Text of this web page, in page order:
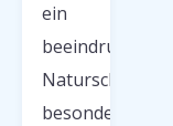
ein
beeindruckendes
Naturschauspiel,
besonders